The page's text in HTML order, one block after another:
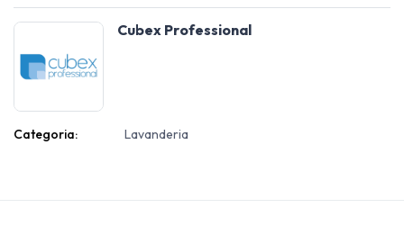
Cubex Professional
Categoria: Lavanderia